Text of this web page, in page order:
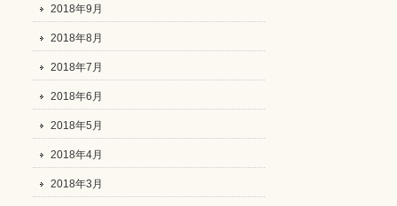
2018年9月
2018年8月
2018年7月
2018年6月
2018年5月
2018年4月
2018年3月